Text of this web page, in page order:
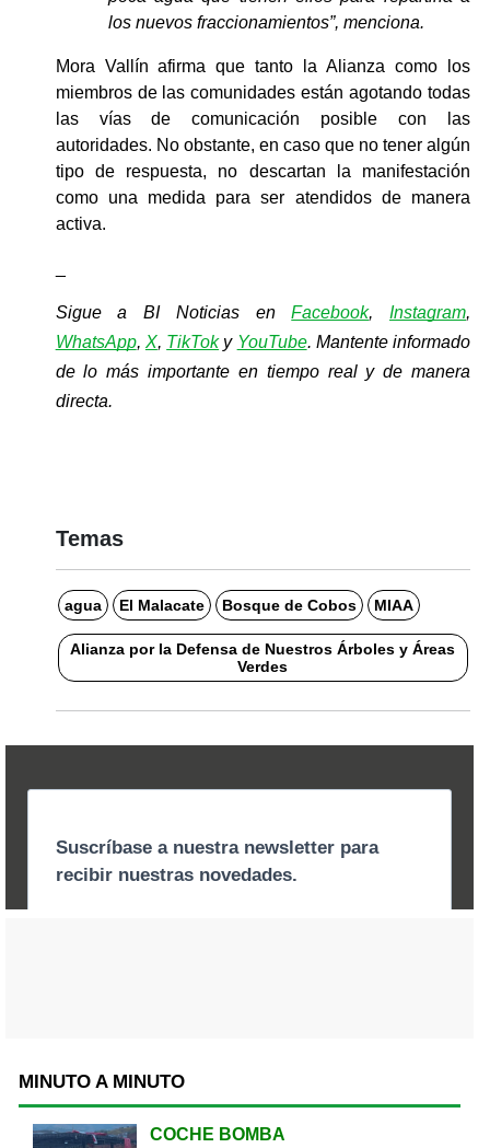
los nuevos fraccionamientos”, menciona.
Mora Vallín afirma que tanto la Alianza como los
miembros de las comunidades están agotando todas
las vías de comunicación posible con las
autoridades. No obstante, en caso que no tener algún
tipo de respuesta, no descartan la manifestación
como una medida para ser atendidos de manera
activa.
Sigue a BI Noticias en Facebook, Instagram,
WhatsApp, X, TikTok y YouTube. Mantente informado
de lo más importante en tiempo real y de manera
directa.
Temas
agua El Malacate Bosque de Cobos MIAA
Alianza por la Defensa de Nuestros Árboles y Áreas
Verdes
MINUTO A MINUTO
COCHE BOMBA